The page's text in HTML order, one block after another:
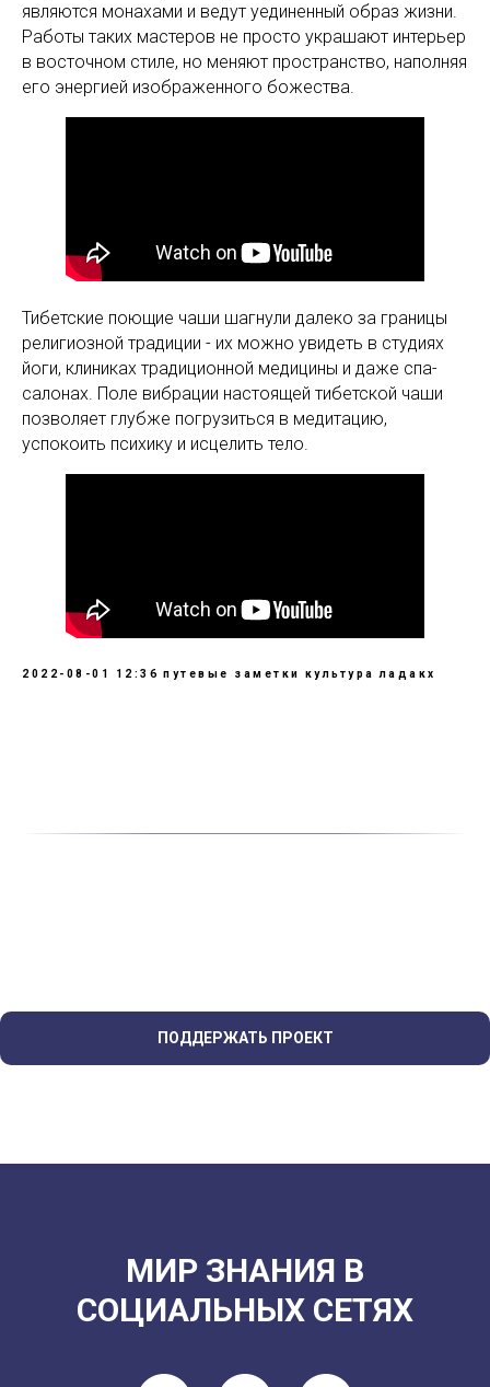
являются монахами и ведут уединенный образ жизни.
Работы таких мастеров не просто украшают интерьер
в восточном стиле, но меняют пространство, наполняя
его энергией изображенного божества.
Тибетские поющие чаши шагнули далеко за границы
религиозной традиции - их можно увидеть в студиях
йоги, клиниках традиционной медицины и даже спа-
салонах. Поле вибрации настоящей тибетской чаши
позволяет глубже погрузиться в медитацию,
успокоить психику и исцелить тело.
2022-08-01 12:36 путевые заметки культура ладакх
ПОДДЕРЖАТЬ ПРОЕКТ
МИР ЗНАНИЯ В
СОЦИАЛЬНЫХ СЕТЯХ